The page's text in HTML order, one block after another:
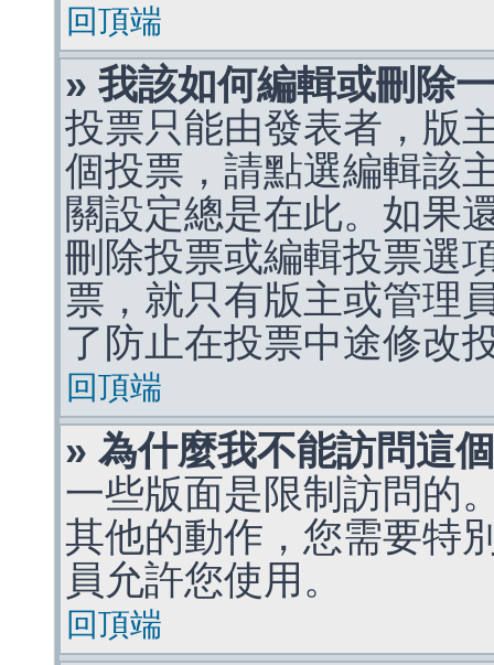
回頂端
» 我該如何編輯或刪除
投票只能由發表者，版
個投票，請點選編輯該
關設定總是在此。如果
刪除投票或編輯投票選
票，就只有版主或管理
了防止在投票中途修改
回頂端
» 為什麼我不能訪問這
一些版面是限制訪問的
其他的動作，您需要特
員允許您使用。
回頂端